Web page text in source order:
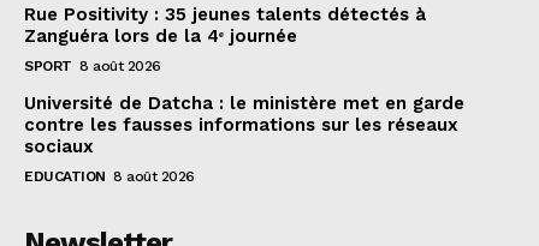
Rue Positivity : 35 jeunes talents détectés à
Zanguéra lors de la 4ᵉ journée
SPORT 8 août 2026
Université de Datcha : le ministère met en garde
contre les fausses informations sur les réseaux
sociaux
EDUCATION 8 août 2026